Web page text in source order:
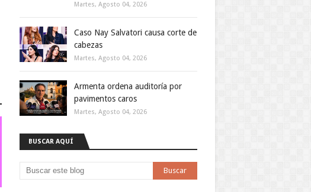
Martes, Agosto 04, 2026
Caso Nay Salvatori causa corte de
cabezas
Martes, Agosto 04, 2026
Armenta ordena auditoría por
pavimentos caros
Martes, Agosto 04, 2026
BUSCAR AQUÍ